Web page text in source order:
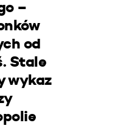
–
od
Stale
wykaz